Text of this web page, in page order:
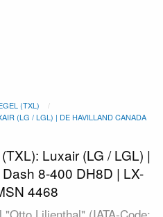
(TXL)
(LG / LGL) | DE HAVILLAND CANADA
Luxair (LG / LGL) |
8-400 DH8D | LX-
4468